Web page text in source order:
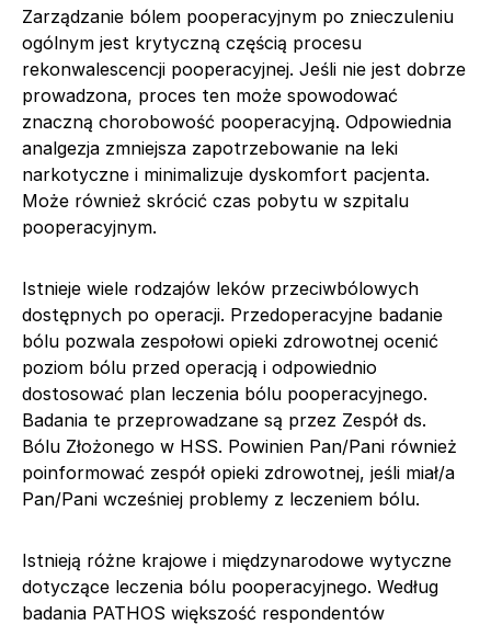
Zarządzanie bólem pooperacyjnym po znieczuleniu
ogólnym jest krytyczną częścią procesu
rekonwalescencji pooperacyjnej. Jeśli nie jest dobrze
prowadzona, proces ten może spowodować
znaczną chorobowość pooperacyjną. Odpowiednia
analgezja zmniejsza zapotrzebowanie na leki
narkotyczne i minimalizuje dyskomfort pacjenta.
Może również skrócić czas pobytu w szpitalu
pooperacyjnym.
Istnieje wiele rodzajów leków przeciwbólowych
dostępnych po operacji. Przedoperacyjne badanie
bólu pozwala zespołowi opieki zdrowotnej ocenić
poziom bólu przed operacją i odpowiednio
dostosować plan leczenia bólu pooperacyjnego.
Badania te przeprowadzane są przez Zespół ds.
Bólu Złożonego w HSS. Powinien Pan/Pani również
poinformować zespół opieki zdrowotnej, jeśli miał/a
Pan/Pani wcześniej problemy z leczeniem bólu.
Istnieją różne krajowe i międzynarodowe wytyczne
dotyczące leczenia bólu pooperacyjnego. Według
badania PATHOS większość respondentów